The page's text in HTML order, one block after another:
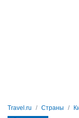
Travel.ru Страны